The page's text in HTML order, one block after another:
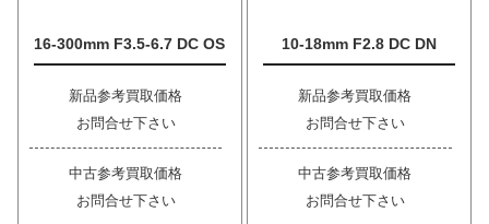
16-300mm F3.5-6.7 DC OS
新品参考買取価格
お問合せ下さい
中古参考買取価格
お問合せ下さい
10-18mm F2.8 DC DN
新品参考買取価格
お問合せ下さい
中古参考買取価格
お問合せ下さい